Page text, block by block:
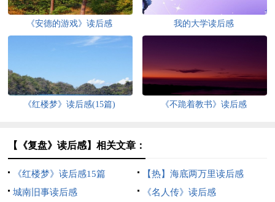
《安德的游戏》读后感 我的大学读后感
《红楼梦》读后感(15篇) 《不跪着教书》读后感
【《复盘》读后感】相关文章：
《红楼梦》读后感15篇
【热】海底两万里读后感
城南旧事读后感
《名人传》读后感